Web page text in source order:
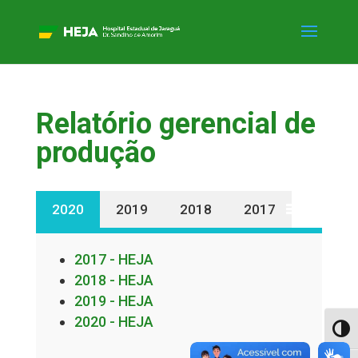
Relatório gerencial de
produção
2020 2019 2018 2017
2017 - HEJA
2018 - HEJA
2019 - HEJA
2020 - HEJA